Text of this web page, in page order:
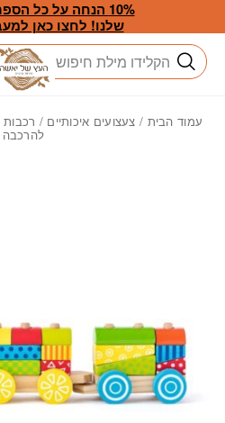
Skip to Content
10% הנחה על כל
שלנו! לחצו כאן
חיפוש
עמוד הבית / צעצועים איכותיים /
להרכבה